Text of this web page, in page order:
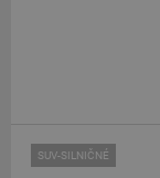
SUV-SILNIČNÉ